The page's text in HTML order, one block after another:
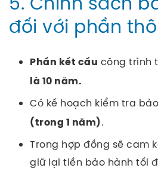
đối với phần
Phần kết cấu công trình
là 10 năm.
Có kế hoạch kiểm tra
(trong 1 năm).
Trong hợp đồng sẽ cam
giữ lại tiền bảo hành tối